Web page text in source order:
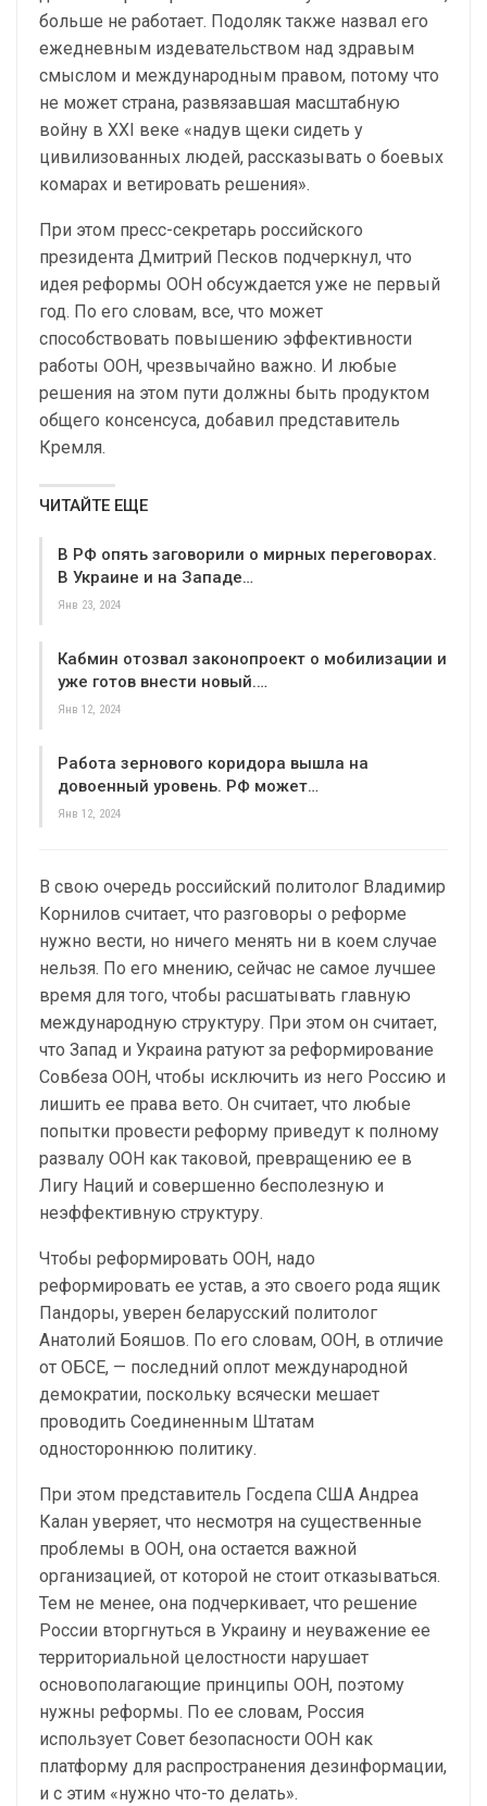
больше не работает. Подоляк также назвал его
ежедневным издевательством над здравым
смыслом и международным правом, потому что
не может страна, развязавшая масштабную
войну в XXI веке «надув щеки сидеть у
цивилизованных людей, рассказывать о боевых
комарах и ветировать решения».
При этом пресс-секретарь российского
президента Дмитрий Песков подчеркнул, что
идея реформы ООН обсуждается уже не первый
год. По его словам, все, что может
способствовать повышению эффективности
работы ООН, чрезвычайно важно. И любые
решения на этом пути должны быть продуктом
общего консенсуса, добавил представитель
Кремля.
ЧИТАЙТЕ ЕЩЕ
В РФ опять заговорили о мирных переговорах.
В Украине и на Западе…
Янв 23, 2024
Кабмин отозвал законопроект о мобилизации и
уже готов внести новый.…
Янв 12, 2024
Работа зернового коридора вышла на
довоенный уровень. РФ может…
Янв 12, 2024
В свою очередь российский политолог Владимир
Корнилов считает, что разговоры о реформе
нужно вести, но ничего менять ни в коем случае
нельзя. По его мнению, сейчас не самое лучшее
время для того, чтобы расшатывать главную
международную структуру. При этом он считает,
что Запад и Украина ратуют за реформирование
Совбеза ООН, чтобы исключить из него Россию и
лишить ее права вето. Он считает, что любые
попытки провести реформу приведут к полному
развалу ООН как таковой, превращению ее в
Лигу Наций и совершенно бесполезную и
неэффективную структуру.
Чтобы реформировать ООН, надо
реформировать ее устав, а это своего рода ящик
Пандоры, уверен беларусский политолог
Анатолий Бояшов. По его словам, ООН, в отличие
от ОБСЕ, — последний оплот международной
демократии, поскольку всячески мешает
проводить Соединенным Штатам
одностороннюю политику.
При этом представитель Госдепа США Андреа
Калан уверяет, что несмотря на существенные
проблемы в ООН, она остается важной
организацией, от которой не стоит отказываться.
Тем не менее, она подчеркивает, что решение
России вторгнуться в Украину и неуважение ее
территориальной целостности нарушает
основополагающие принципы ООН, поэтому
нужны реформы. По ее словам, Россия
использует Совет безопасности ООН как
платформу для распространения дезинформации,
и с этим «нужно что-то делать».